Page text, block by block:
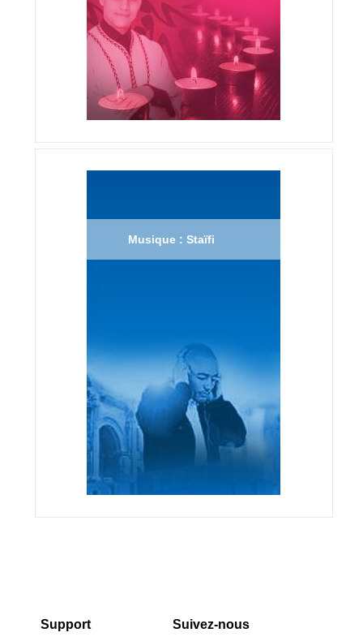
Musique : Staïfi
Support
Suivez-nous